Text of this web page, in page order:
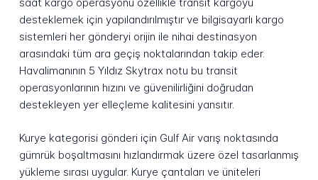
desteklemek için yapılandırılmıştır ve bilgisayarlı kargo
sistemleri her gönderyi orijin ile nihai destinasyon
arasındaki tüm ara geçiş noktalarından takip eder.
Havalimanının 5 Yıldız Skytrax notu bu transit
operasyonlarının hızını ve güvenilirliğini doğrudan
destekleyen yer elleçleme kalitesini yansıtır.
Kurye kategorisi gönderi için Gulf Air varış noktasında
gümrük boşaltmasını hızlandırmak üzere özel tasarlanmış
yükleme sırası uygular. Kurye çantaları ve üniteleri